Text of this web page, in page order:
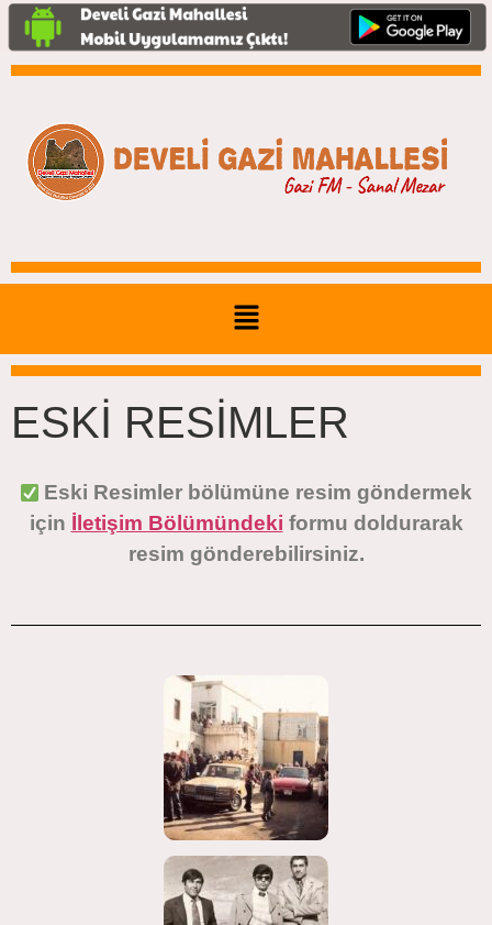
ESKİ RESİMLER
Eski Resimler bölümüne resim göndermek
için İletişim Bölümündeki formu doldurarak
resim gönderebilirsiniz.